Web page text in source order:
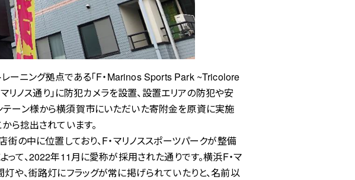
ーニング拠点である「F・Marinos Sports Park ~Tricolore
リノス通り」に防犯カメラを設置、設置エリアの防犯や安
ーン様から横須賀市にいただいた寄附金を原資に実施
ら捻出されています。
の中に位置しており、F・マリノススポーツパークが整備
て、2022年11月に愛称が採用された通りです。横浜F・マ
や、街路灯にフラッグが常に掲げられていたりと、名前以